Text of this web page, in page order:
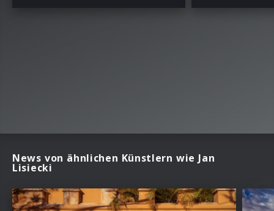
News von ähnlichen Künstlern wie Jan
Lisiecki